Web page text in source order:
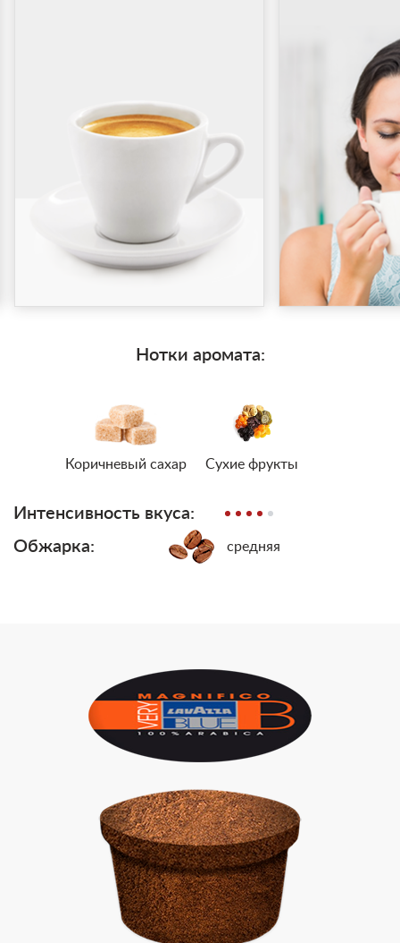
Нотки аромата:
Коричневый сахар Сухие фрукты
Интенсивность вкуса:
Обжарка:
средняя